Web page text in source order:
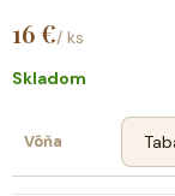
16 €/ ks
cena:
Skladom
Vôňa